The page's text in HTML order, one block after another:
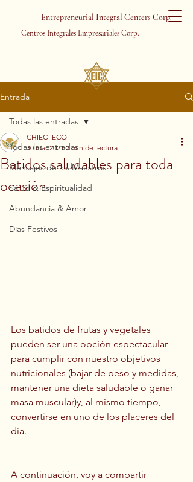
Entrepreneurial Integral Centers Corp.
Centros Integrales Empresariales Corp.
Entrada
Todas las entradas
Mensajes de los Maestros
Salud & Espiritualidad
Abundancia & Amor
Días Festivos
Todas las entradas
Batidos saludables para toda
ocasión
CHIEC- ECO
30 mar 2021 2 min de lectura
Los batidos de frutas y vegetales
pueden ser una opción espectacular
para cumplir con nuestro objetivos
nutricionales (bajar de peso y medidas,
mantener una dieta saludable o ganar
masa muscular)y, al mismo tiempo,
convertirse en uno de los placeres del
día.
A continuación, voy a compartir